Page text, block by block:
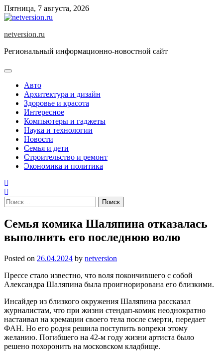
Skip
to
Пятница, 7 августа, 2026
netversion.ru
Региональный информационно-новостной сайт
Авто
Архитектура и дизайн
Здоровье и красота
Интересное
Компьютеры и гаджеты
Наука и технологии
Новости
Семья и дети
Строительство и ремонт
Экономика и политика
Найти:
Семья комика Шаляпина отказалась
выполнить его последнюю волю
Posted on 26.04.2024 by netversion
Прессе стало известно, что воля покончившего с собой
Александра Шаляпина была проигнорирована его близкими.
Инсайдер из близкого окружения Шаляпина рассказал
журналистам, что при жизни стендап-комик неоднократно
настаивал на кремации своего тела после смерти, передает
ФАН. Но его родня решила поступить вопреки этому
желанию. Погибшего на 42-м году жизни артиста было
решено похоронить на московском кладбище.